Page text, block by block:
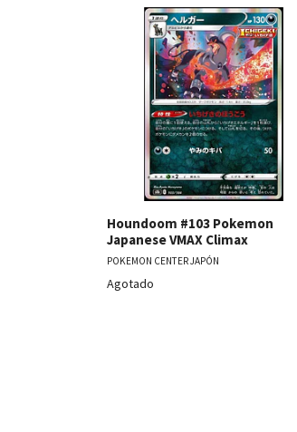
Ver
Houndoom #103 Pokemon
Japanese VMAX Climax
POKEMON CENTER JAPÓN
Agotado